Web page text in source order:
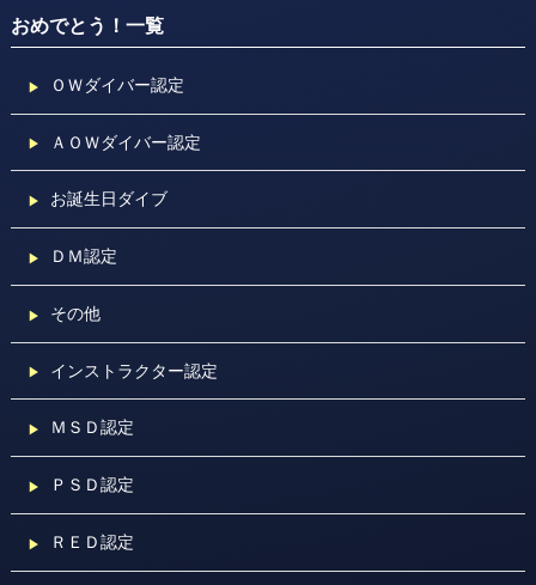
おめでとう！一覧
ＯＷダイバー認定
ＡＯＷダイバー認定
お誕生日ダイブ
ＤＭ認定
その他
インストラクター認定
ＭＳＤ認定
ＰＳＤ認定
ＲＥＤ認定